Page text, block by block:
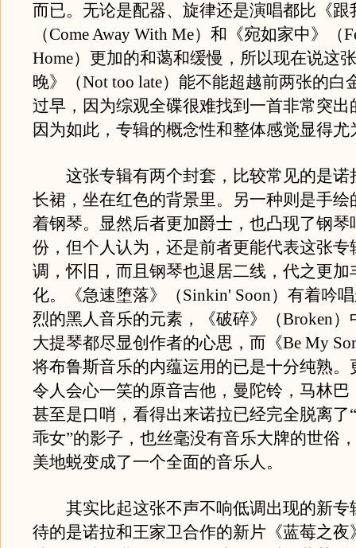
而已。无论是配器、旋律还是演唱都比《跟
（Come Away With Me）和《宛如家中》（
Home）更加的和蔼和缓慢，所以现在说这
晚》（Not too late）能不能超越前两张的白
过早，因为综观全碟很难找到一首非常突出
因为如此，专辑的概念性和整体感觉显得尤
这张专辑有两个封套，比较常见的是诺
长裙，坐在红色的背景里。另一种则是手绘
着钢琴。显然后者更加爵士，也凸现了钢琴
份，但个人认为，还是前者更能代表这张专
调，怀旧，而且钢琴也退居二线，代之更加
化。《急速堕落》（Sinkin' Soon）有着吟
烈的黑人音乐的元素，《破碎》（Broken）
大提琴都尽显创作者的心思，而《Be My
将布鲁斯音乐的内蕴运用的已是十分纯熟。
令人会心一笑的原音吉他，曼陀铃，马林巴
甚至是口哨，看得出来诺拉已经完全脱离了
乖女”的影子，也丝毫没有音乐大牌的世俗
美地蜕变成了一个全面的音乐人。
其实比起这张不声不响低调出现的新专
待的是诺拉和王家卫合作的新片《蓝莓之夜